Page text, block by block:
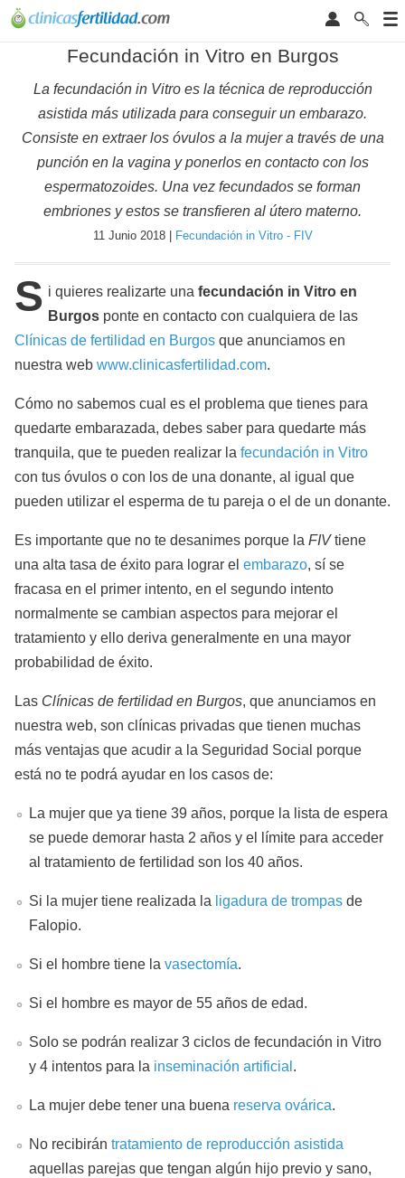
Fecundación in Vitro en Burgos
La fecundación in Vitro es la técnica de reproducción
asistida más utilizada para conseguir un embarazo.
Consiste en extraer los óvulos a la mujer a través de una
punción en la vagina y ponerlos en contacto con los
espermatozoides. Una vez fecundados se forman
embriones y estos se transfieren al útero materno.
11 Junio 2018 | Fecundación in Vitro - FIV
S i quieres realizarte una fecundación in Vitro en
Burgosponte en contacto con cualquiera de las
Clínicas de fertilidad en Burgos que anunciamos en
nuestra web www.clinicasfertilidad.com.
Cómo no sabemos cual es el problema que tienes para
quedarte embarazada, debes saber para quedarte más
tranquila, que te pueden realizar la fecundación in Vitro
con tus óvulos o con los de una donante, al igual que
pueden utilizar el esperma de tu pareja o el de un donante.
Es importante que no te desanimes porque la FIVtiene
una alta tasa de éxito para lograr el embarazo, sí se
fracasa en el primer intento, en el segundo intento
normalmente se cambian aspectos para mejorar el
tratamiento y ello deriva generalmente en una mayor
probabilidad de éxito.
Las Clínicas de fertilidad en Burgos, que anunciamos en
nuestra web, son clínicas privadas que tienen muchas
más ventajas que acudir a la Seguridad Social porque
está no te podrá ayudar en los casos de:
La mujer que ya tiene 39 años, porque la lista de espera
se puede demorar hasta 2 años y el límite para acceder
al tratamiento de fertilidad son los 40 años.
Si la mujer tiene realizada la ligadura de trompas de
Falopio.
Si el hombre tiene la vasectomía.
Si el hombre es mayor de 55 años de edad.
Solo se podrán realizar 3 ciclos de fecundación in Vitro
y 4 intentos para la inseminación artificial .
La mujer debe tener una buena reserva ovárica.
No recibirán tratamiento de reproducción asistida
aquellas parejas que tengan algún hijo previo y sano,